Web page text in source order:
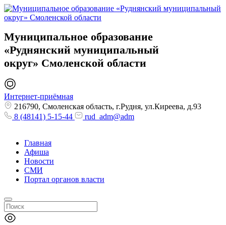
Муниципальное образование
«Руднянский муниципальный
округ» Смоленской области
Интернет-приёмная
216790, Смоленская область, г.Рудня, ул.Киреева, д.93
8 (48141) 5-15-44
rud_adm@adm
Главная
Афиша
Новости
СМИ
Портал органов власти